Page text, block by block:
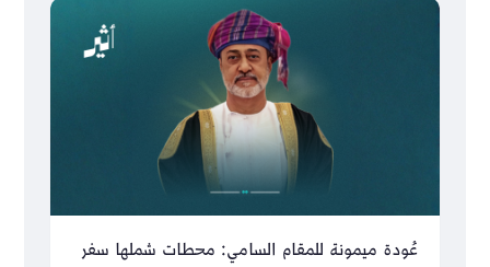
عُودة ميمونة للمقام السامي: محطات شملها سفر